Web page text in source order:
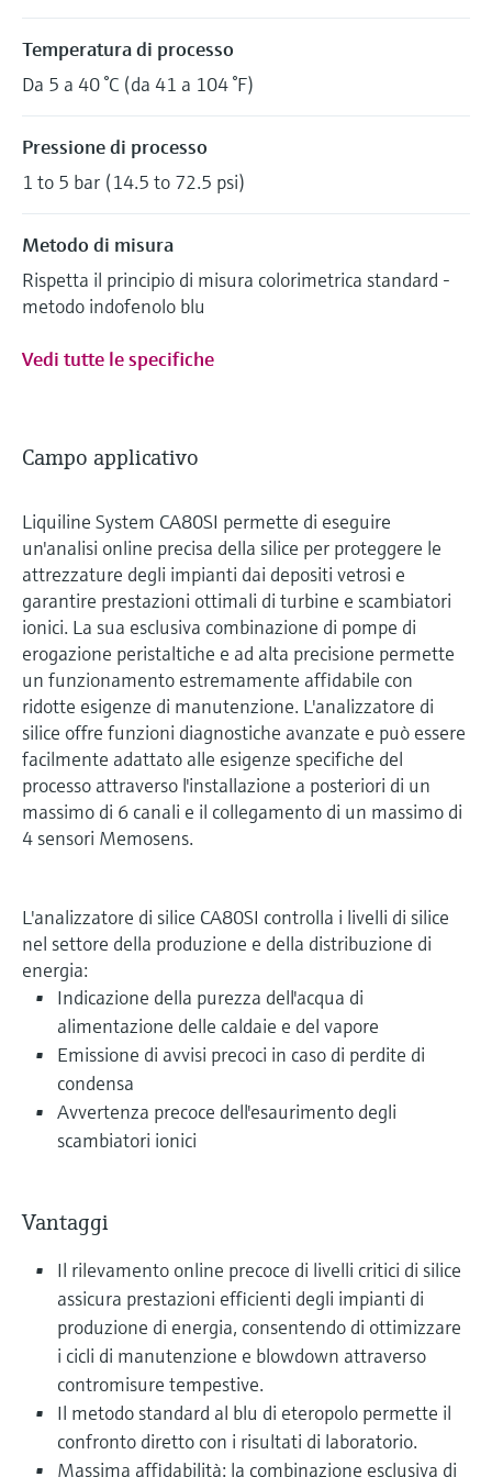
Temperatura di processo
Da 5 a 40 °C (da 41 a 104 °F)
Pressione di processo
1 to 5 bar (14.5 to 72.5 psi)
Metodo di misura
Rispetta il principio di misura colorimetrica standard -
metodo indofenolo blu
Vedi tutte le specifiche
Campo applicativo
Liquiline System CA80SI permette di eseguire
un'analisi online precisa della silice per proteggere le
attrezzature degli impianti dai depositi vetrosi e
garantire prestazioni ottimali di turbine e scambiatori
ionici. La sua esclusiva combinazione di pompe di
erogazione peristaltiche e ad alta precisione permette
un funzionamento estremamente affidabile con
ridotte esigenze di manutenzione. L'analizzatore di
silice offre funzioni diagnostiche avanzate e può essere
facilmente adattato alle esigenze specifiche del
processo attraverso l'installazione a posteriori di un
massimo di 6 canali e il collegamento di un massimo di
4 sensori Memosens.
L'analizzatore di silice CA80SI controlla i livelli di silice
nel settore della produzione e della distribuzione di
energia:
Indicazione della purezza dell'acqua di
alimentazione delle caldaie e del vapore
Emissione di avvisi precoci in caso di perdite di
condensa
Avvertenza precoce dell'esaurimento degli
scambiatori ionici
Vantaggi
Il rilevamento online precoce di livelli critici di silice
assicura prestazioni efficienti degli impianti di
produzione di energia, consentendo di ottimizzare
i cicli di manutenzione e blowdown attraverso
contromisure tempestive.
Il metodo standard al blu di eteropolo permette il
confronto diretto con i risultati di laboratorio.
Massima affidabilità: la combinazione esclusiva di